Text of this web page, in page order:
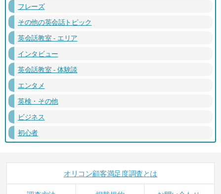
フレーズ
その他の英会話トピック
英会話教室 - エリア
インタビュー
英会話教室 - 体験談
エンタメ
英検・その他
ビジネス
初心者
オリコン顧客満足度調査とは